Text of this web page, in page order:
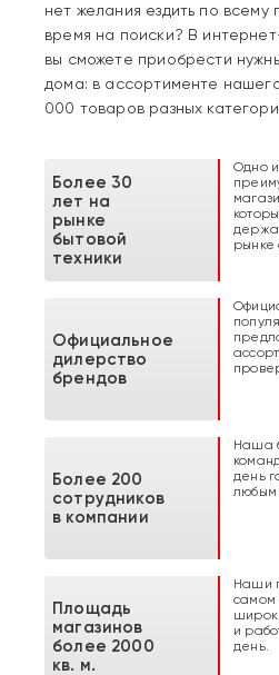
нет желания ездить по всему
время на поиски? В
вы сможете приобрести
дома: в ассортименте
000 товаров разных
Более 30
лет на
рынке
бытовой
техники
Одно
рынке
Официальное
дилерство
брендов
Более 200
сотрудников
в компании
Наша
день
любым
Площадь
магазинов
более 2000
кв. м.
Наши
самом
и
день.